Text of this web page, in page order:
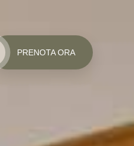
PRENOTA ORA